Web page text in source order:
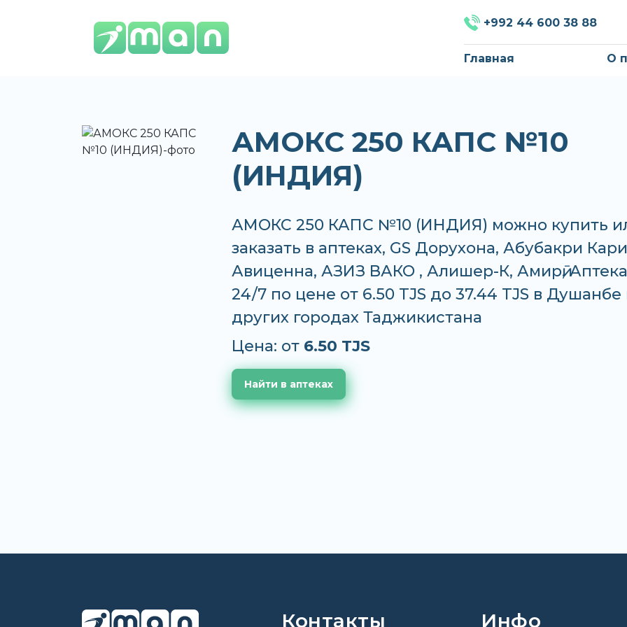
+992 44 600 38 88
Главная О
АМОКС 250 КАПС №10
(ИНДИЯ)
АМОКС 250 КАПС №10 (ИНДИЯ) можно купить
заказать в аптеках, GS Дорухона, Абубакри
Авиценна, АЗИЗ ВАКО , Алишер-К, Амирӣ,
24/7 по цене от 6.50 TJS до 37.44 TJS в Душанбе
других городах Таджикистана
Цена: от 6.50 TJS
Найти в аптеках
Контакты Инфо